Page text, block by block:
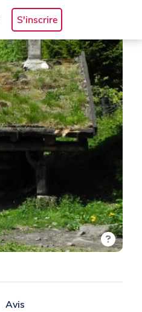
S'inscrire
Avis